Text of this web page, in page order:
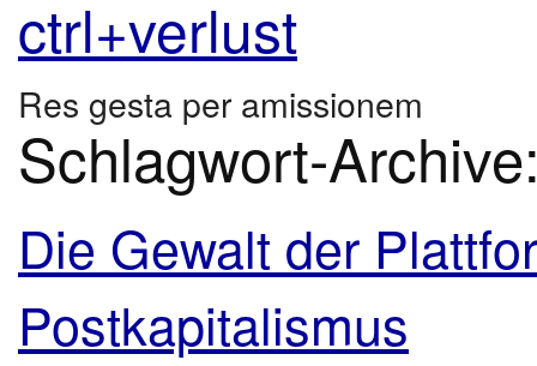
ctrl+verlust
Res gesta per amissionem
Schlagwort-
Die Gewalt der
Postkapitalismus